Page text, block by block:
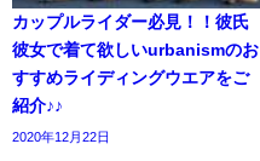
カップルライダー必見！！彼氏
彼女で着て欲しいurbanismのお
すすめライディングウエアをご
紹介♪♪
2020年12月22日